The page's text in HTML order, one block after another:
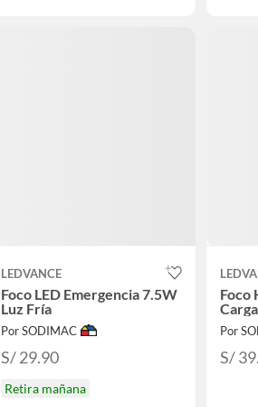
LEDVANCE
Foco LED Emergencia 7.5W
Luz Fría
Por SODIMAC
S/ 29.90
Retira mañana
Foco
Por
S/